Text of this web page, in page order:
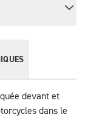
devant et
dans le